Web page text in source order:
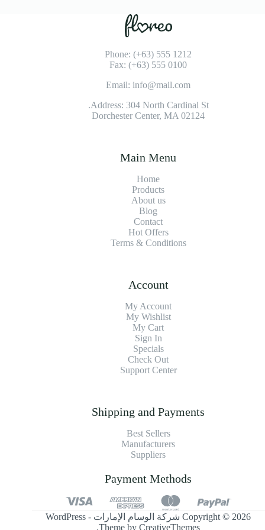
Phone: (+63) 555 1212
Fax: (+63) 555 0100
Email: info@mail.com
Address: 304 North Cardinal St.
Dorchester Center, MA 02124
Main Menu
Home
Products
About us
Blog
Contact
Hot Offers
Terms & Conditions
Account
My Account
My Wishlist
My Cart
Sign In
Specials
Check Out
Support Center
Shipping and Payments
Best Sellers
Manufacturers
Suppliers
Payment Methods
Copyright © 2026 شركة الوسام الإمارات - WordPress
Theme byCreativeThemes
.